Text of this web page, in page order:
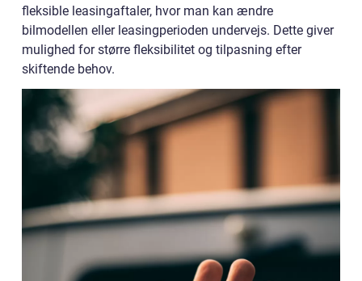
fleksible leasingaftaler, hvor man kan ændre
bilmodellen eller leasingperioden undervejs. Dette giver
mulighed for større fleksibilitet og tilpasning efter
skiftende behov.